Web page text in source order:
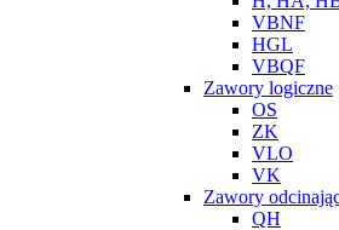
VBNF
HGL
VBQF
Zawory logiczne
OS
ZK
VLO
VK
Zawory
QH